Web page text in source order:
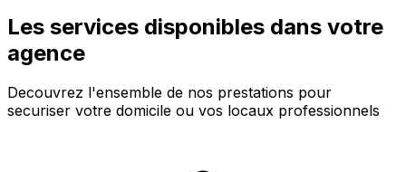
Les services disponibles dans votre
agence
Decouvrez l'ensemble de nos prestations pour
securiser votre domicile ou vos locaux professionnels